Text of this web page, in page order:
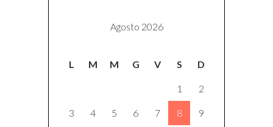
Agosto 2026
L M M G V S D
1 2
3 4 5 6 7 8 9